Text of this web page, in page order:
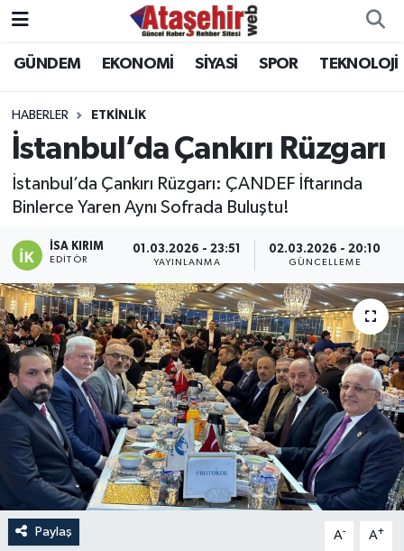
GÜNDEM EKONOMİ SİYASİ SPOR TEKNOLOJİ
HABERLER ETKİNLİK
İstanbul’da Çankırı Rüzgarı
İstanbul’da Çankırı Rüzgarı: ÇANDEF İftarında
Binlerce Yaren Aynı Sofrada Buluştu!
İSA KIRIM
EDITÖR
01.03.2026 - 23:51
YAYINLANMA
02.03.2026 - 20:10
GÜNCELLEME
Paylaş A- A+
Hava Durumu
Trafik Durumu
Süper Lig Puan Durumu ve Fikstür
Tüm Manşetler
Son Dakika Haberleri
Haber Arşivi